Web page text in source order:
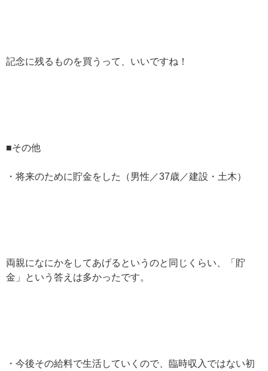
記念に残るものを買うって、いいですね！
■その他
・将来のために貯金をした（男性／37歳／建設・土木）
両親になにかをしてあげるというのと同じくらい、「貯
金」という答えは多かったです。
・今後その給料で生活していくので、臨時収入ではない初